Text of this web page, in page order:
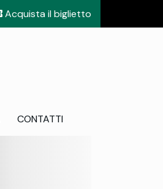
Acquista il biglietto
CONTATTI